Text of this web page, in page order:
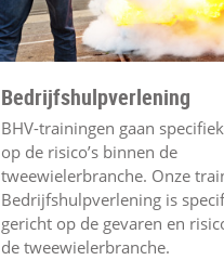
Bedrijfshulpverlening
BHV-trainingen gaan
op de risico’s binnen de
tweewielerbranche. Onze
Bedrijfshulpverlening is
gericht op de gevaren en
de tweewielerbranche.